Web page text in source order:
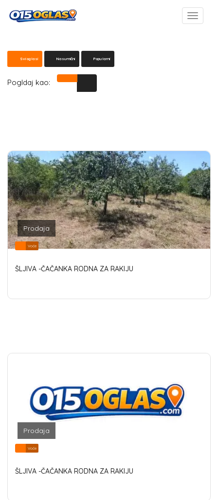
Svi oglasi Nasumični Popularni
Pogldaj kao:
Prodaja
Voće
ŠLJIVA -ČAČANKA RODNA ZA RAKIJU
Prodaja
Voće
ŠLJIVA -ČAČANKA RODNA ZA RAKIJU